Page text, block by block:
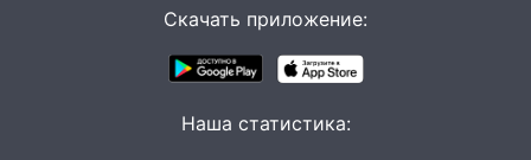
Поджог со свечой, 16 сгоревших
домов и выстрел за водку
Скачать приложение:
Наша статистика: